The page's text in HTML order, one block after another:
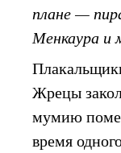
плане —
Менкаура и
Жрецы
мумию
время